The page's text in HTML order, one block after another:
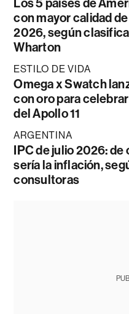
Los 5 países de
con mayor calidad
2026, según
Wharton
ESTILO DE VIDA
Omega x Swatch
con oro para
del Apollo 11
ARGENTINA
IPC de julio 2026: de
sería la inflación,
consultoras